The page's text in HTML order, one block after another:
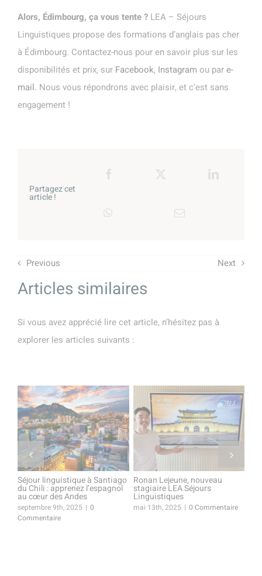
Alors, Édimbourg, ça vous tente ? LEA – Séjours
Linguistiques propose des formations d’anglais pas cher
à Édimbourg. Contactez-nous pour en savoir plus sur les
disponibilités et prix, sur Facebook, Instagram ou pare-
mail. Nous vous répondrons avec plaisir, et c’est sans
engagement !
Partagez cet
article !
Previous Next
Articles similaires
Si vous avez apprécié lire cet article, n’hésitez pas à
explorer les articles suivants :
Séjour linguistique à Santiago
du Chili : apprenez l’espagnol
au cœur des Andes
septembre 9th, 2025 | 0
Commentaire
Ronan Lejeune, nouveau
stagiaire LEA Séjours
Linguistiques
mai 13th, 2025 | 0 Commentaire